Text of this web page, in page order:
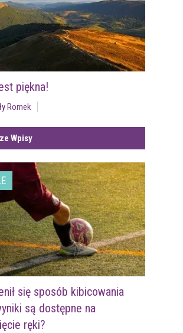
piękna!
Romek
Wpisy
się sposób kibicowania
są dostępne na
ręki?